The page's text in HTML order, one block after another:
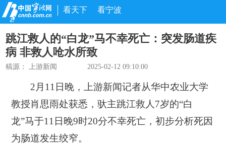
看天下 看宁波
跳江救人的“白龙”马不幸死亡：突发肠道疾
病 非救人呛水所致
稿源：上游新闻 2025-02-12 09:10:00
2月11日晚，上游新闻记者从华中农业大学
教授肖思雨处获悉，驮主跳江救人7岁的“白
龙”马于11日晚9时20分不幸死亡，初步分析死因
为肠道发生绞窄。